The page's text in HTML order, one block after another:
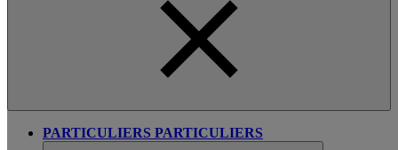
PARTICULIERS PARTICULIERS